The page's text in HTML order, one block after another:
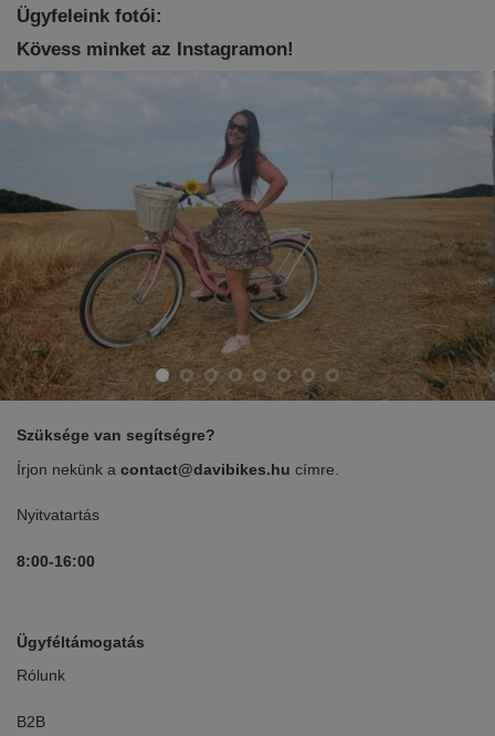
Ügyfeleink fotói:
Kövess minket az Instagramon!
Szüksége van segítségre?
Írjon nekünk a contact@davibikes.hu címre.
Nyitvatartás
8:00-16:00
Ügyféltámogatás
Rólunk
B2B